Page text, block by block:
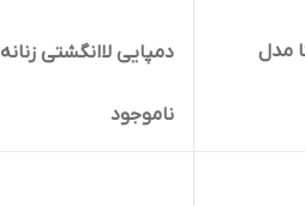
مدل
دمپایی لاانگشتی
ناموجود